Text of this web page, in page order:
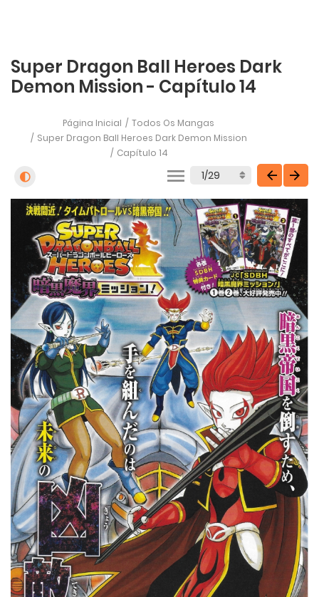
Super Dragon Ball Heroes Dark
Demon Mission - Capítulo 14
Página Inicial
Todos Os Mangas
Super Dragon Ball Heroes Dark Demon Mission
Capítulo 14